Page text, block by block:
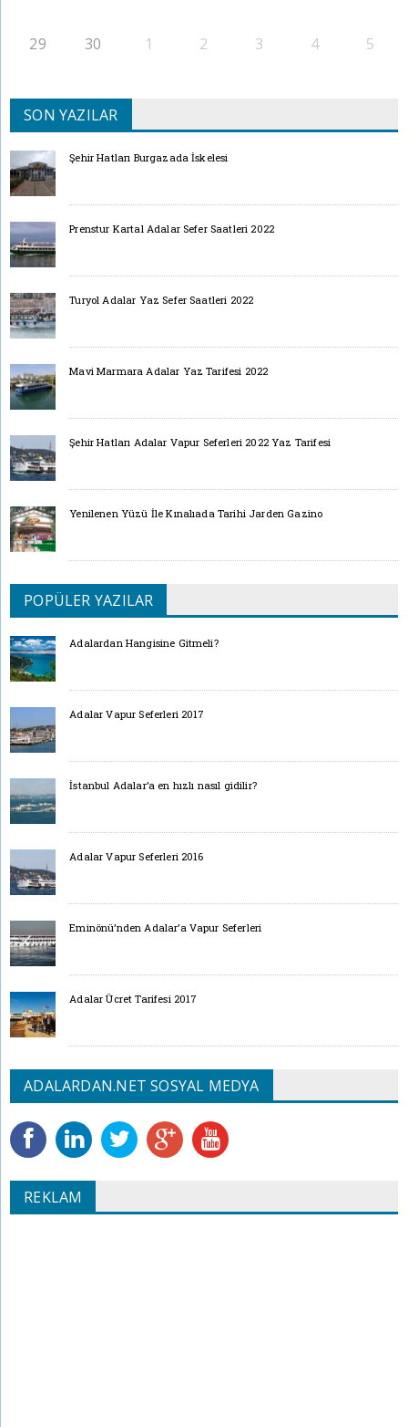
29 30 1 2 3 4 5
SON YAZILAR
Şehir Hatları Burgazada İskelesi
Prenstur Kartal Adalar Sefer Saatleri 2022
Turyol Adalar Yaz Sefer Saatleri 2022
Mavi Marmara Adalar Yaz Tarifesi 2022
Şehir Hatları Adalar Vapur Seferleri 2022 Yaz Tarifesi
Yenilenen Yüzü İle Kınalıada Tarihi Jarden Gazino
POPÜLER YAZILAR
Adalardan Hangisine Gitmeli?
Adalar Vapur Seferleri 2017
İstanbul Adalar’a en hızlı nasıl gidilir?
Adalar Vapur Seferleri 2016
Eminönü’nden Adalar’a Vapur Seferleri
Adalar Ücret Tarifesi 2017
ADALARDAN.NET SOSYAL MEDYA
REKLAM